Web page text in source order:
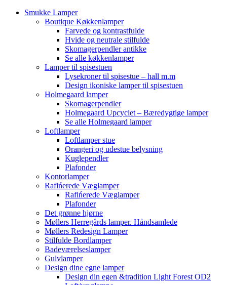
Smukke Lamper
Boutique Køkkenlamper
Farvede og kontrastfulde
Hvide og neutrale stilfulde
Skomagerpendler antikke
Se alle køkkenlamper
Lamper til spisestuen
Lysekroner til spisestue – hall m.m
Design ikoniske lamper til spisestuen
Holmegaard lamper
Skomagerpendler
Holmegaard Upcyclet – Bæredygtige lamper
Se alle Holmegaard lamper
Loftlamper
Loftlamper stue
Orangeri og udestue belysning
Kuglependler
Plafonder
Kontorlamper
Rafińerede Væglamper
Rafińerede Væglamper
Plafonder
Det grønne hjørne
Møllers Herregårds lamper. Håndsamlede
Møllers Redesign Lamper
Stilfulde Bordlamper
Badeværelseslamper
Gulvlamper
Design dine egne lamper
Design din egen &tradition Light Forest OD2